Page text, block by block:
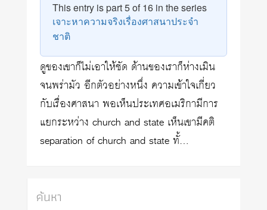
This entry is part 5 of 16 in the series
เจาะหาความจริงเรื่องศาสนาประจำ
ชาติ
ดูของเขาก็ไม่เอาให้ชัด ด้านของเราก็ห่างเมิน
จนพร่ามัว อีกตัวอย่างหนึ่ง ความเข้าใจเกี่ยว
กับเรื่องศาสนา พอเห็นประเทศอเมริกามีการ
แยกระหว่าง church and state เห็นเขามีคติ
separation of church and state ทั้…
ค้นหา